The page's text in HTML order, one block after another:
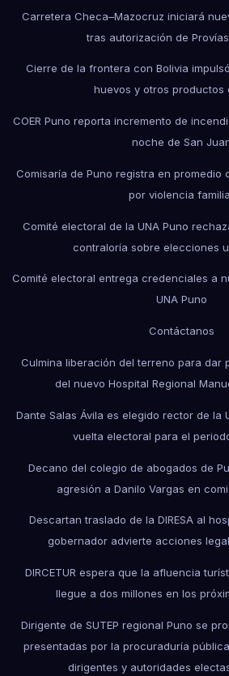
Carretera Checa–Mazocruz iniciará
tras autorización de
Cierre de la frontera con Bolivia
huevos y otros productos
COER Puno reporta incremento de
noche de San
Comisaría de Puno registra en promedio
por violencia
Comité electoral de la UNA Puno
contraloría sobre elecciones
Comité electoral entrega credenciales a
UNA Puno
Contáctanos
Culmina liberación del terreno para dar
del nuevo Hospital Regional
Dante Salas Ávila es elegido rector de la
vuelta electoral para el
Decano del colegio de abogados de
agresión a Danilo Vargas en
Descartan traslado de la DIRESA al
gobernador advierte acciones
DIRCETUR espera que la afluencia
llegue a dos millones en los
Dirigente de SUTEP regional Puno se
presentadas por la procuraduría
dirigentes y autoridades